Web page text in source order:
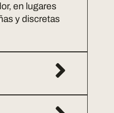
en lugares
y discretas